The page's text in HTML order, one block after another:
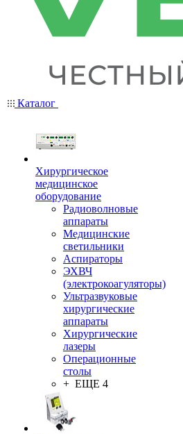
Каталог
Хирургическое
медицинское
оборудование
Радиоволновые
аппараты
Медицинские
светильники
Аспираторы
ЭХВЧ
(электрокоагуляторы)
Ультразвуковые
хирургические
аппараты
Хирургические
лазеры
Операционные
столы
+ ЕЩЕ 4